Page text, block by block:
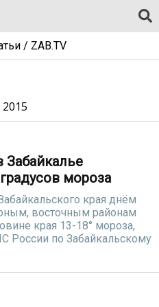
/ ZAB.TV
Забайкалье
мороза
края днём
восточным районам
края 13-18° мороза,
России по Забайкальскому